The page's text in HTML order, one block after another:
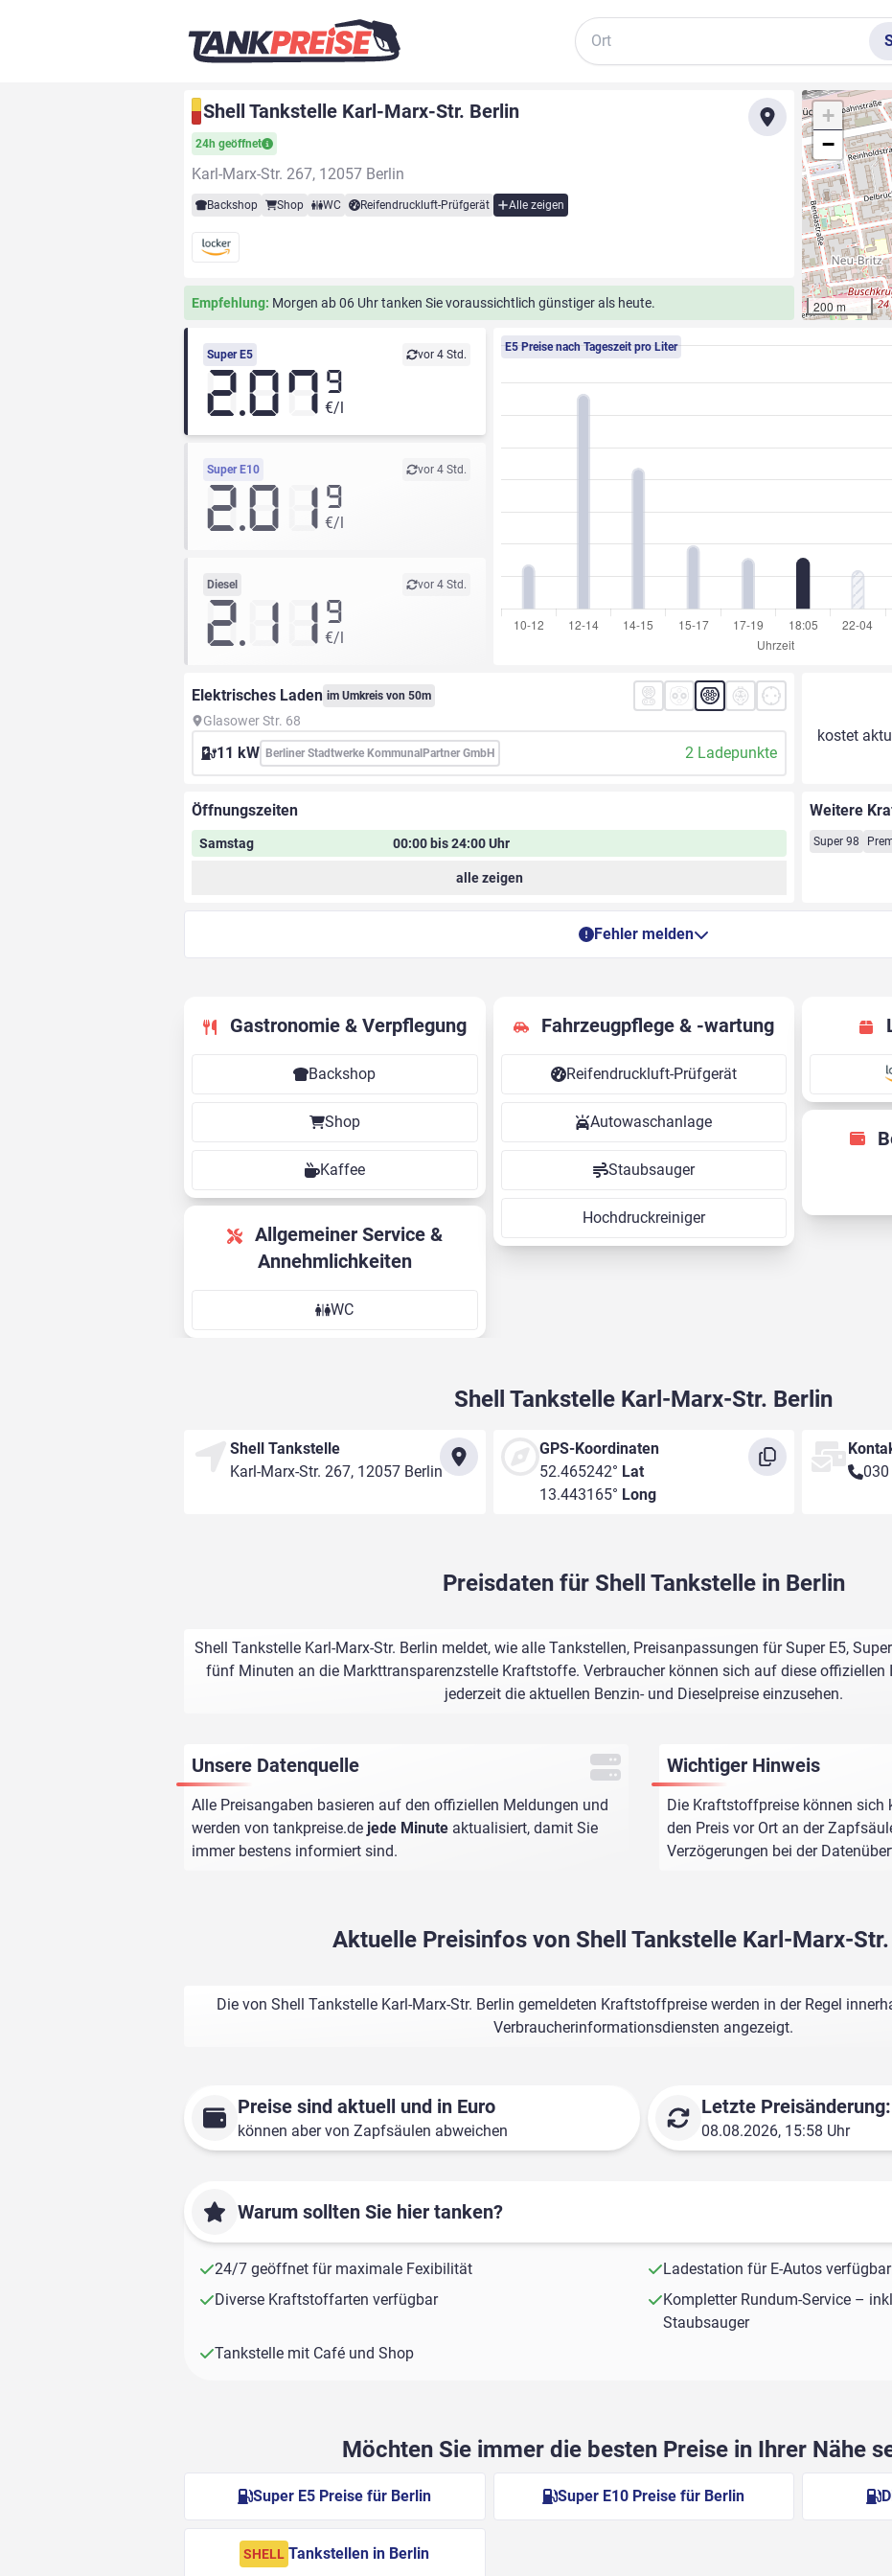
Suche
Shell Tankstelle Karl-Marx-Str. Berlin
24h geöffnet
Karl-Marx-Str. 267, 12057 Berlin
Backshop Shop WC Reifendruckluft-Prüfgerät Alle zeigen
Empfehlung: Morgen ab 06 Uhr tanken Sie voraussichtlich günstiger als heute.
+
−
200 m
Super E5 vor 4 Std.
2.07 9
€/l
Super E10 vor 4 Std.
2.01 9
€/l
Diesel vor 4 Std.
2.11 9
€/l
E5 Preise nach Tageszeit pro Liter
Elektrisches Laden im Umkreis von 50m
Glasower Str. 68
11 kW Berliner Stadtwerke KommunalPartner GmbH 2 Ladepunkte
kostet
Öffnungszeiten
Samstag 00:00 bis 24:00 Uhr
alle zeigen
Weitere
Super 98
Fehler melden
Gastronomie & Verpflegung
Backshop
Shop
Kaffee
Annehmlichkeiten
WC
Fahrzeugpflege & -wartung
Reifendruckluft-Prüfgerät
Autowaschanlage
Staubsauger
Hochdruckreiniger
Shell Tankstelle Karl-Marx-Str. Berlin
Shell Tankstelle
Karl-Marx-Str. 267, 12057 Berlin
GPS-Koordinaten
52.465242° Lat
13.443165° Long
Preisdaten für Shell Tankstelle in Berlin
Shell Tankstelle Karl-Marx-Str. Berlin meldet, wie alle Tankstellen, Preisanpassungen für Super E5,
fünf Minuten an die Markttransparenzstelle Kraftstoffe. Verbraucher können sich auf diese offiziellen
jederzeit die aktuellen Benzin- und Dieselpreise einzusehen.
Unsere Datenquelle
Alle Preisangaben basieren auf den offiziellen Meldungen und
werden von tankpreise.de jede Minute aktualisiert, damit Sie
immer bestens informiert sind.
Wichtiger Hinweis
Die Kraftstoffpreise können sich
den Preis vor Ort an der
Verzögerungen bei der
Aktuelle Preisinfos von Shell Tankstelle Karl-Marx-
Die von Shell Tankstelle Karl-Marx-Str. Berlin gemeldeten Kraftstoffpreise werden in der Regel
Verbraucherinformationsdiensten angezeigt.
Preise sind aktuell und in Euro
können aber von Zapfsäulen abweichen
Letzte Preisänderung:
08.08.2026, 15:58 Uhr
Warum sollten Sie hier tanken?
24/7 geöffnet für maximale Fexibilität
Ladestation für E-Autos verfügbar
Diverse Kraftstoffarten verfügbar
Kompletter Rundum-Service –
Staubsauger
Tankstelle mit Café und Shop
Möchten Sie immer die besten Preise in Ihrer Nähe
Super E5 Preise für Berlin Super E10 Preise für Berlin
SHELL Tankstellen in Berlin